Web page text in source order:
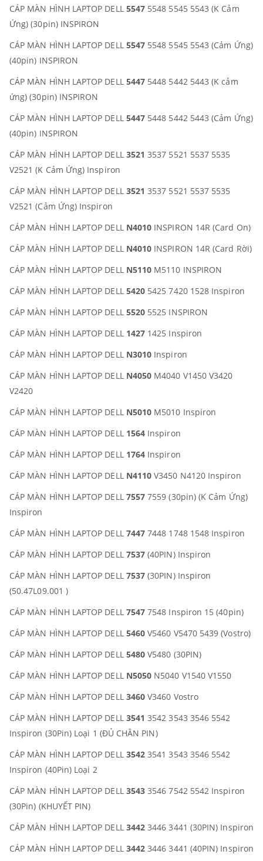
CÁP MÀN HÌNH LAPTOP DELL 5547 5548 5545 5543 (K Cảm
Ứng) (30pin) INSPIRON
CÁP MÀN HÌNH LAPTOP DELL 5547 5548 5545 5543 (Cảm Ứng)
(40pin) INSPIRON
CÁP MÀN HÌNH LAPTOP DELL 5447 5448 5442 5443 (K cảm
ứng) (30pin) INSPIRON
CÁP MÀN HÌNH LAPTOP DELL 5447 5448 5442 5443 (Cảm Ứng)
(40pin) INSPIRON
CÁP MÀN HÌNH LAPTOP DELL 3521 3537 5521 5537 5535
V2521 (K Cảm Ứng) Inspiron
CÁP MÀN HÌNH LAPTOP DELL 3521 3537 5521 5537 5535
V2521 (Cảm Ứng) Inspiron
CÁP MÀN HÌNH LAPTOP DELL N4010 INSPIRON 14R (Card On)
CÁP MÀN HÌNH LAPTOP DELL N4010 INSPIRON 14R (Card Rời)
CÁP MÀN HÌNH LAPTOP DELL N5110 M5110 INSPIRON
CÁP MÀN HÌNH LAPTOP DELL 5420 5425 7420 1528 Inspiron
CÁP MÀN HÌNH LAPTOP DELL 5520 5525 INSPIRON
CÁP MÀN HÌNH LAPTOP DELL 1427 1425 Inspiron
CÁP MÀN HÌNH LAPTOP DELL N3010 Inspiron
CÁP MÀN HÌNH LAPTOP DELL N4050 M4040 V1450 V3420
V2420
CÁP MÀN HÌNH LAPTOP DELL N5010 M5010 Inspiron
CÁP MÀN HÌNH LAPTOP DELL 1564 Inspiron
CÁP MÀN HÌNH LAPTOP DELL 1764 Inspiron
CÁP MÀN HÌNH LAPTOP DELL N4110 V3450 N4120 Inspiron
CÁP MÀN HÌNH LAPTOP DELL 7557 7559 (30pin) (K Cảm Ứng)
Inspiron
CÁP MÀN HÌNH LAPTOP DELL 7447 7448 1748 1548 Inspiron
CÁP MÀN HÌNH LAPTOP DELL 7537 (40PIN) Inspiron
CÁP MÀN HÌNH LAPTOP DELL 7537 (30PIN) Inspiron
(50.47L09.001 )
CÁP MÀN HÌNH LAPTOP DELL 7547 7548 Inspiron 15 (40pin)
CÁP MÀN HÌNH LAPTOP DELL 5460 V5460 V5470 5439 (Vostro)
CÁP MÀN HÌNH LAPTOP DELL 5480 V5480 (30PIN)
CÁP MÀN HÌNH LAPTOP DELL N5050 N5040 V1540 V1550
CÁP MÀN HÌNH LAPTOP DELL 3460 V3460 Vostro
CÁP MÀN HÌNH LAPTOP DELL 3541 3542 3543 3546 5542
Inspiron (30Pin) Loại 1 (ĐỦ CHÂN PIN)
CÁP MÀN HÌNH LAPTOP DELL 3542 3541 3543 3546 5542
Inspiron (40Pin) Loại 2
CÁP MÀN HÌNH LAPTOP DELL 3543 3546 7542 5542 Inspiron
(30Pin) (KHUYẾT PIN)
CÁP MÀN HÌNH LAPTOP DELL 3442 3446 3441 (30PIN) Inspiron
CÁP MÀN HÌNH LAPTOP DELL 3442 3446 3441 (40PIN) Inspiron